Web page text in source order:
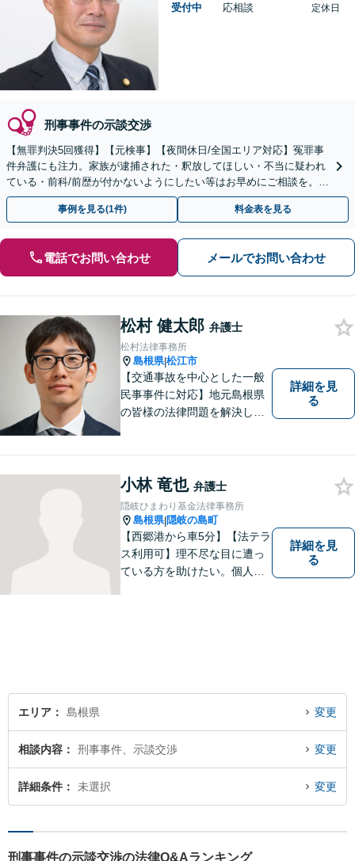
受付中
応相談
定休日
刑事事件の示談交渉
【無罪判決5回獲得】【元検事】【夜間休日/全国エリア対応】冤罪事
件弁護にも注力。家族が逮捕された・釈放してほしい・不当に疑われ
ている・前科/前歴が付かないようにしたい等はお早めにご相談を。迅
速に的確な対応に定評あり【分割払い可】
事例を見る(1件) 料金表を見る
電話でお問い合わせ メールでお問い合わせ
松村 健太郎 弁護士
松村法律事務所
島根県|松江市
【交通事故を中心とした一般
民事事件に対応】地元島根県
の皆様の法律問題を解決し、
ひとりの心に寄り添ったサポ
ートを心がけております。ま
ずはお気軽にご相談くださ
い。
詳細を見
る
小林 竜也 弁護士
隠岐ひまわり基金法律事務所
島根県|隠岐の島町
【西郷港から車5分】【法テラ
ス利用可】理不尽な目に遭っ
ている方を助けたい。個人・
詳細を見
る
エリア 島根県 変更
相談内容 刑事事件、示談交渉 変更
詳細条件 未選択 変更
刑事事件の示談交渉の法律Q&Aランキング